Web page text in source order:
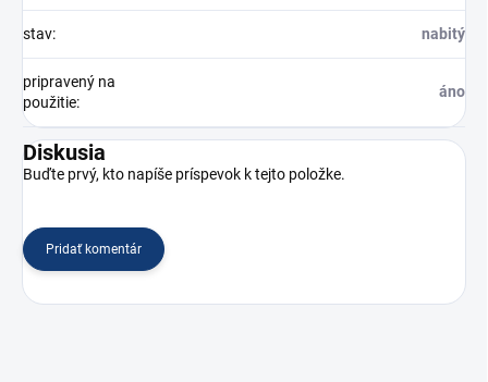
stav: nabitý
pripravený na
použitie:
áno
Diskusia
Buďte prvý, kto napíše príspevok k tejto položke.
Pridať komentár